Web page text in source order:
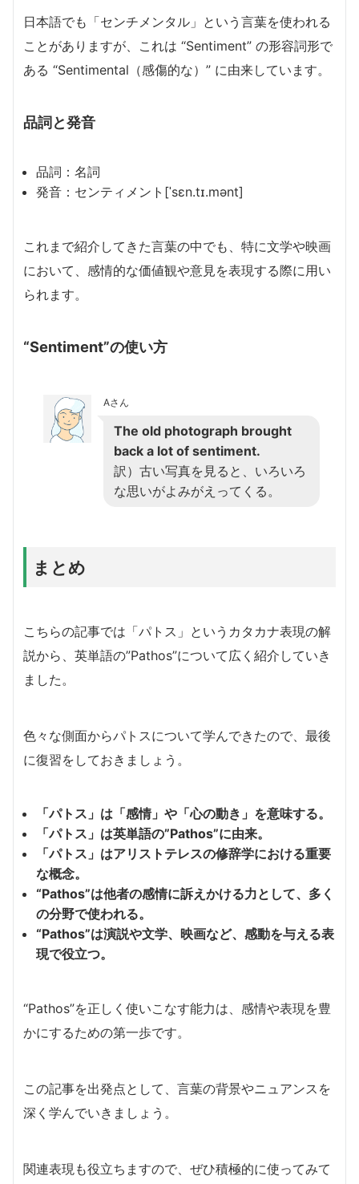
日本語でも「センチメンタル」という言葉を使われる
ことがありますが、これは “Sentiment” の形容詞形で
ある “Sentimental（感傷的な）” に由来しています。
品詞と発音
品詞：名詞
発音：センティメント[ˈsɛn.tɪ.mənt]
これまで紹介してきた言葉の中でも、特に文学や映画
において、感情的な価値観や意見を表現する際に用い
られます。
“Sentiment”の使い方
Aさん
The old photograph brought
back a lot of sentiment.
訳）古い写真を見ると、いろいろ
な思いがよみがえってくる。
まとめ
こちらの記事では「パトス」というカタカナ表現の解
説から、英単語の”Pathos”について広く紹介していき
ました。
色々な側面からパトスについて学んできたので、最後
に復習をしておきましょう。
「パトス」は「感情」や「心の動き」を意味する。
「パトス」は英単語の”Pathos”に由来。
「パトス」はアリストテレスの修辞学における重要
な概念。
“Pathos”は他者の感情に訴えかける力として、多く
の分野で使われる。
“Pathos”は演説や文学、映画など、感動を与える表
現で役立つ。
“Pathos”を正しく使いこなす能力は、感情や表現を豊
かにするための第一歩です。
この記事を出発点として、言葉の背景やニュアンスを
深く学んでいきましょう。
関連表現も役立ちますので、ぜひ積極的に使ってみて